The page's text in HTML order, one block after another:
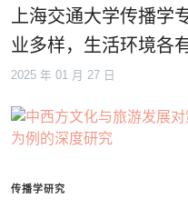
上海交通大学传播学
业多样，生活环境各
2025 年 01 月 27 日
传播学研究